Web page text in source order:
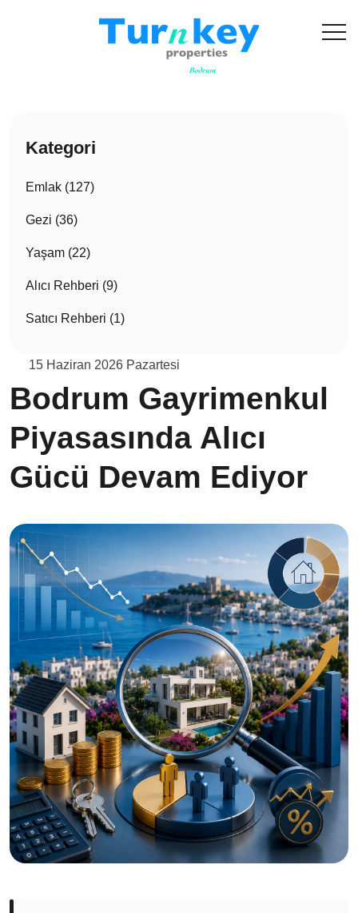
Kategori
Emlak (127)
Gezi (36)
Yaşam (22)
Alıcı Rehberi (9)
Satıcı Rehberi (1)
15 Haziran 2026 Pazartesi
Bodrum Gayrimenkul
Piyasasında Alıcı
Gücü Devam Ediyor